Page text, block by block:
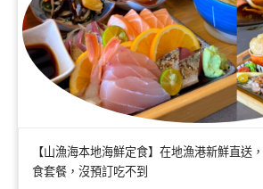
【山漁海本地海鮮定食】在地漁港新鮮直送
食套餐，沒預訂吃不到